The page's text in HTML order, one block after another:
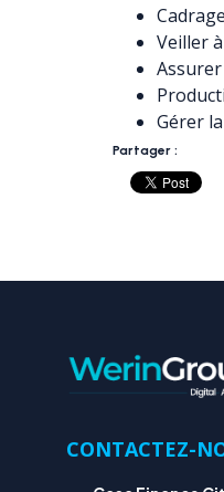
Veiller
Gérer
Partager :
CONTACTEZ-